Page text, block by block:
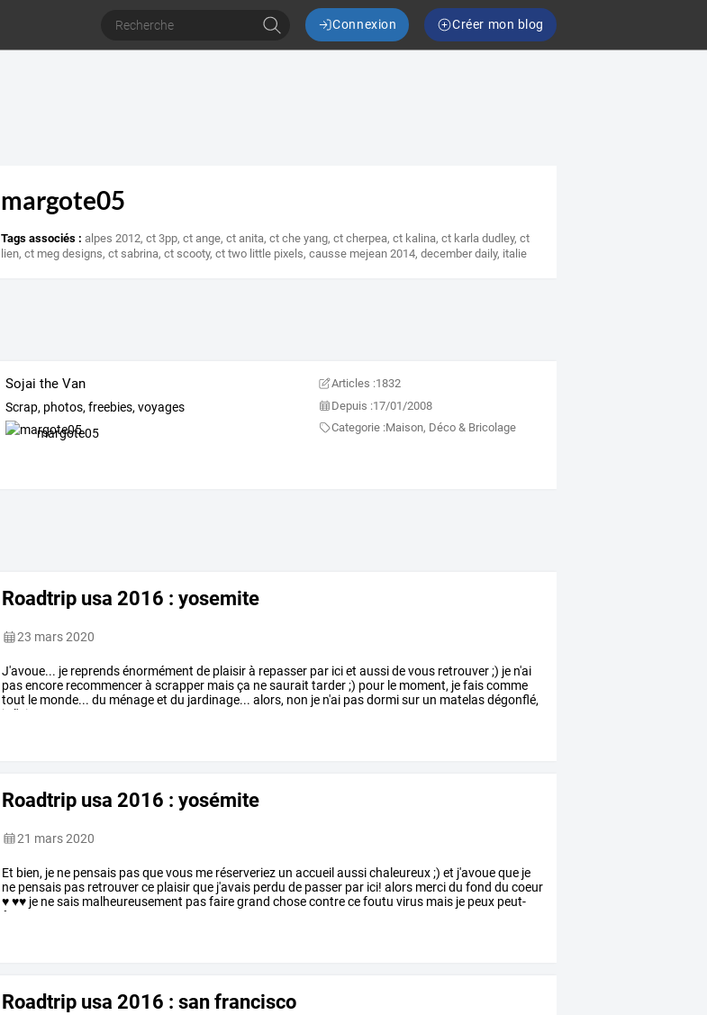
Connexion Créer mon blog
margote05
Tags associés : alpes 2012,ct 3pp,ct ange,ct anita,ct che yang,ct cherpea,ct kalina,ct karla dudley,ct
lien,ct meg designs,ct sabrina,ct scooty,ct two little pixels,causse mejean 2014,december daily, italie
Sojai the Van
Scrap, photos, freebies, voyages
margote05
Articles :1832
Depuis :17/01/2008
Categorie :Maison, Déco & Bricolage
Roadtrip usa 2016 : yosemite
23 mars 2020
J'avoue... je reprendsénormément de plaisirà repasser par iciet aussidevous retrouver;) je n'ai
pasencore recommencerà scrapper maisça nesaurait tarder;) pour le moment, jefaiscomme
tout le monde... du ménageet du jardinage... alors, non je n'ai pasdormisur un matelasdégonflé,
je
l'ai
Roadtrip usa 2016 : yosémite
21 mars 2020
Et bien, je ne pensais pasquevous me réserveriez un accueil aussichaleureux;) et j'avoueque je
ne pensais pas retrouverce plaisirque j'avais perdu de passer par ici! alors mercidu fond du coeur
♥♥♥ je nesais malheureusement pasfairegrand chosecontrecefoutu virus mais je peux peut-
être
Roadtrip usa 2016 : san francisco